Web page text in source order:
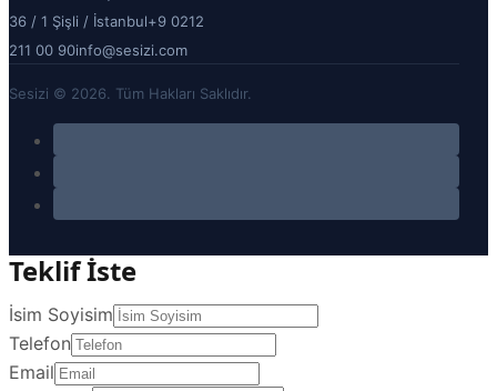
36 / 1 Şişli / İstanbul+9 0212
211 00 90info@sesizi.com
Sesizi © 2026. Tüm Hakları Saklıdır.
Teklif İste
İsim Soyisim
Telefon
Email